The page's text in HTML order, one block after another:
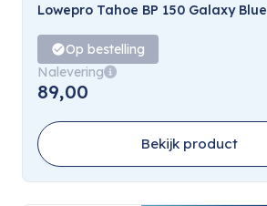
Lowepro Tahoe BP 150 Galaxy Blue
Op bestelling
Nalevering
89,00
Bekijk product